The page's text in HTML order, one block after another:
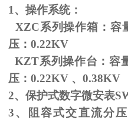
1、操作系统：
XZC系列操作箱：容
压： 0.22KV
KZT系列操作台：容
压： 0.22KV 、 0.38KV
2、保护式数字微安表
3、阻容式交直流分